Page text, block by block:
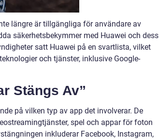
längre är tillgängliga för användare av
säkerhetsbekymmer med Huawei och dess
satt Huawei på en svartlista, vilket
och tjänster, inklusive Google-
Stängs Av”
på vilken typ av app det involverar. De
spel och appar för foton
inkluderar Facebook, Instagram,